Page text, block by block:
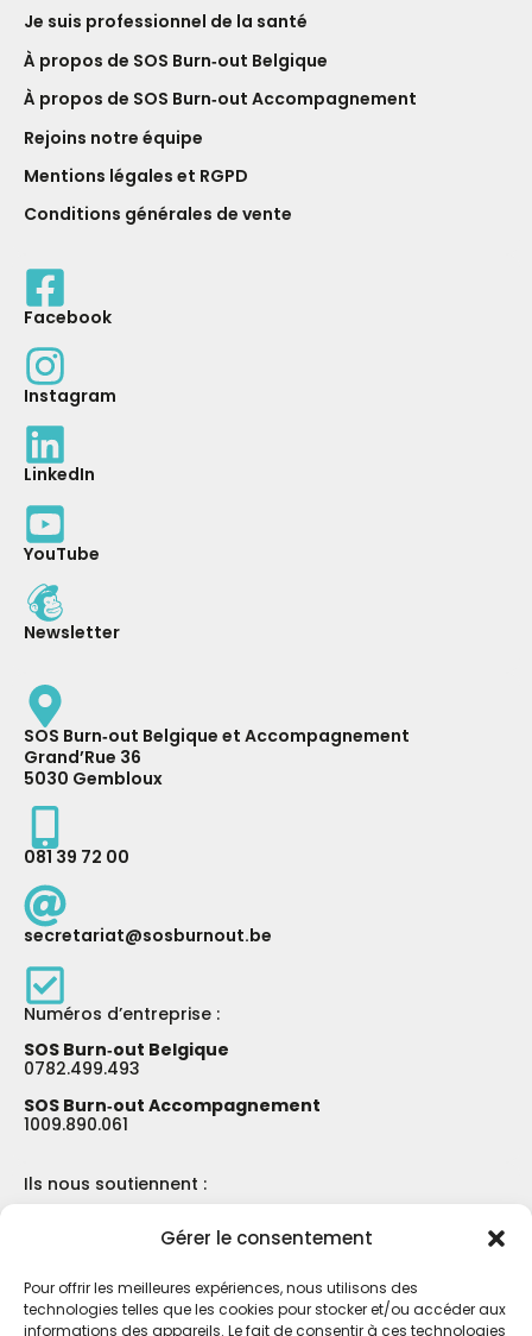
Gérer le consentement
Pour offrir les meilleures expériences, nous utilisons des
technologies telles que les cookies pour stocker et/ou accéder aux
informations des appareils. Le fait de consentir à ces technologies
Je suis professionnel de la santé
À propos de SOS Burn‑out Belgique
À propos de SOS Burn‑out Accompagnement
Rejoins notre équipe
Mentions légales et RGPD
Conditions générales de vente
Facebook
Instagram
LinkedIn
YouTube
Newsletter
SOS Burn‑out Belgique et Accompagnement
Grand’Rue 36
5030 Gembloux
081 39 72 00
secretariat@sosburnout.be
Numéros d’entreprise :
SOS Burn‑out Belgique
0782.499.493
SOS Burn‑out Accompagnement
1009.890.061
Ils nous soutiennent :